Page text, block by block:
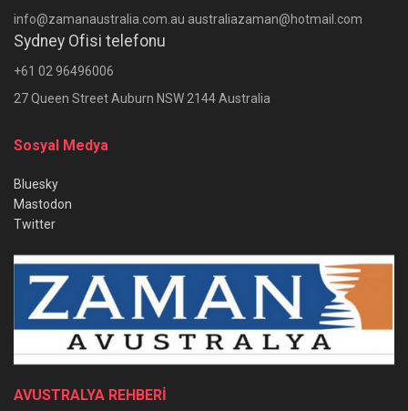
info@zamanaustralia.com.au australiazaman@hotmail.com
Sydney Ofisi telefonu
+61 02 96496006
27 Queen Street Auburn NSW 2144 Australia
Sosyal Medya
Bluesky
Mastodon
Twitter
AVUSTRALYA REHBERİ